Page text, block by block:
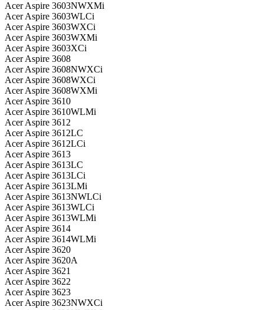
Acer Aspire 3603NWXMi
Acer Aspire 3603WLCi
Acer Aspire 3603WXCi
Acer Aspire 3603WXMi
Acer Aspire 3603XCi
Acer Aspire 3608
Acer Aspire 3608NWXCi
Acer Aspire 3608WXCi
Acer Aspire 3608WXMi
Acer Aspire 3610
Acer Aspire 3610WLMi
Acer Aspire 3612
Acer Aspire 3612LC
Acer Aspire 3612LCi
Acer Aspire 3613
Acer Aspire 3613LC
Acer Aspire 3613LCi
Acer Aspire 3613LMi
Acer Aspire 3613NWLCi
Acer Aspire 3613WLCi
Acer Aspire 3613WLMi
Acer Aspire 3614
Acer Aspire 3614WLMi
Acer Aspire 3620
Acer Aspire 3620A
Acer Aspire 3621
Acer Aspire 3622
Acer Aspire 3623
Acer Aspire 3623NWXCi